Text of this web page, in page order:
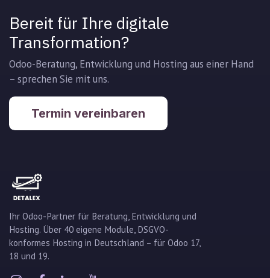
Bereit für Ihre digitale
Transformation?
Odoo-Beratung, Entwicklung und Hosting aus einer Hand
– sprechen Sie mit uns.
Termin vereinbaren
Ihr Odoo-Partner für Beratung, Entwicklung und
Hosting. Über 40 eigene Module, DSGVO-
konformes Hosting in Deutschland – für Odoo 17,
18 und 19.